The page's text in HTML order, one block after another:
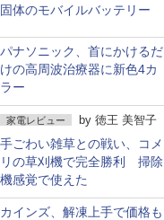
固体のモバイルバッテリー
パナソニック、首にかけるだ
けの高周波治療器に新色4カ
ラー
家電レビュー by 徳王 美智子
手ごわい雑草との戦い、コメ
リの草刈機で完全勝利 掃除
機感覚で使えた
カインズ、解凍上手で価格も